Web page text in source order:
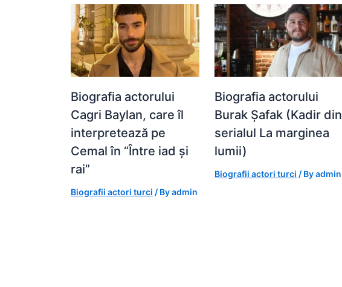
Biografia actorului
Cagri Baylan, care îl
interpretează pe
Cemal în “Între iad și
rai”
Biografii actori turci / Byadmin
Biografia actorului
Burak Șafak (Kadir din
serialul La marginea
lumii)
Biografii actori turci / Byadmin